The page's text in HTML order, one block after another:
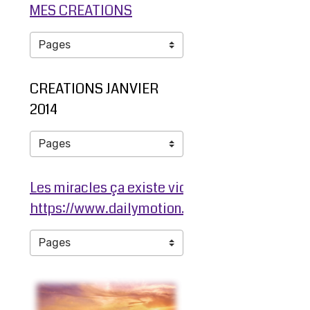
MES CREATIONS
CREATIONS JANVIER
2014
Les miracles ça existe video ma jambe avant
https://www.dailymotion.com/video/